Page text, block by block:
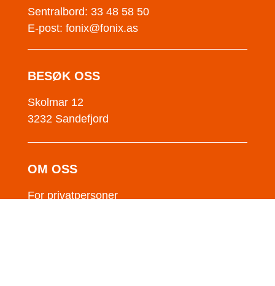
Sentralbord: 33 48 58 50
E-post: fonix@fonix.as
BESØK OSS
Skolmar 12
3232 Sandefjord
OM OSS
For privatpersoner